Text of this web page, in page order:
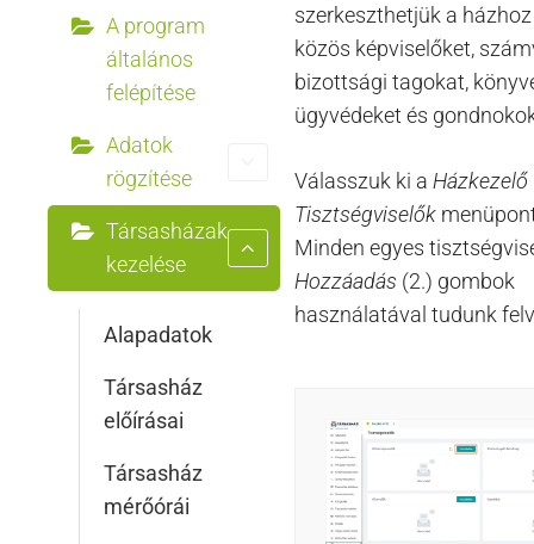
A program
általános
felépítése
Adatok
rögzítése
Társasházak
kezelése
Alapadatok
Társasház
előírásai
Társasház
mérőórái
szerkeszthetjük a
közös képviselőket,
bizottsági tagokat,
ügyvédeket és
Válasszuk ki a Házkezelő
Tisztségviselők
Minden egyes
Hozzáadás (2.) gombok
használatával tudunk